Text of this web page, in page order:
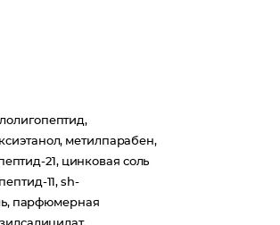
метилпарабен,
21, цинковая соль
11, sh-
парфюмерная